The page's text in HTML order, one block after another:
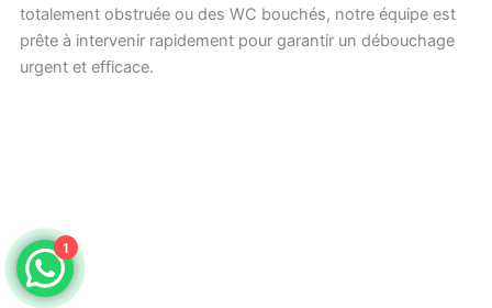
totalement obstruée ou des WC bouchés, notre équipe est
prête à intervenir rapidement pour garantir un débouchage
urgent et efficace.
1